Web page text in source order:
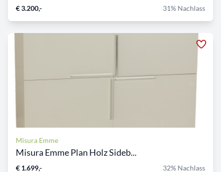
€ 3.200,- 31% Nachlass
Misura Emme
Misura Emme Plan Holz Sideb...
€ 1.699,- 32% Nachlass